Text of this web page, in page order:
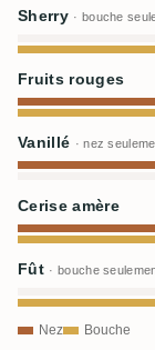
Sherry · bouche
Fruits rouges
Vanillé · nez
Cerise amère
Fût · bouche
Nez Bouche